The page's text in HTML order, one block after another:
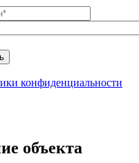
конфиденциальности
объекта